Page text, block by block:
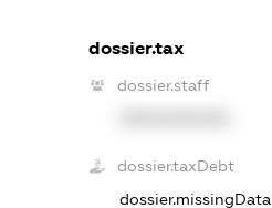
dossier.tax
dossier.staff
dossier.taxDebt
dossier.missingData